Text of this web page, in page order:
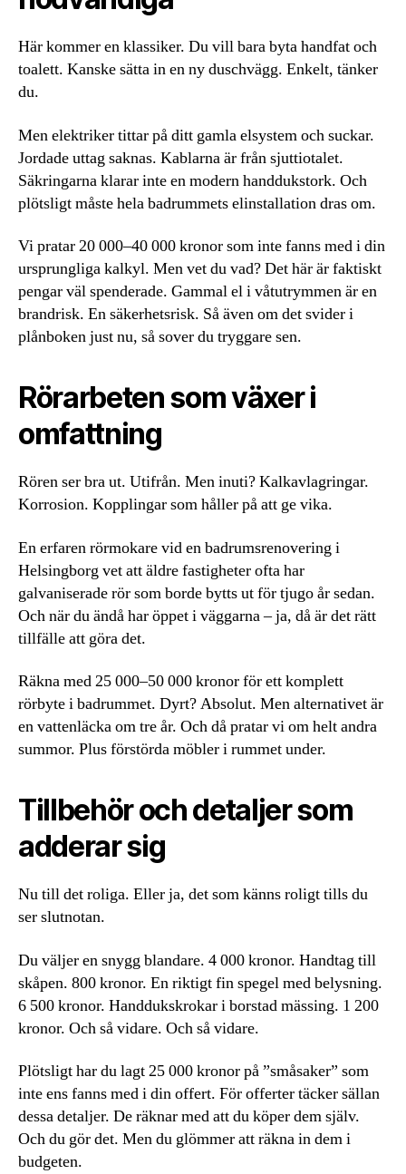
Här kommer en klassiker. Du vill bara byta handfat och
toalett. Kanske sätta in en ny duschvägg. Enkelt, tänker
du.
Men elektriker tittar på ditt gamla elsystem och suckar.
Jordade uttag saknas. Kablarna är från sjuttiotalet.
Säkringarna klarar inte en modern handdukstork. Och
plötsligt måste hela badrummets elinstallation dras om.
Vi pratar 20 000–40 000 kronor som inte fanns med i din
ursprungliga kalkyl. Men vet du vad? Det här är faktiskt
pengar väl spenderade. Gammal el i våtutrymmen är en
brandrisk. En säkerhetsrisk. Så även om det svider i
plånboken just nu, så sover du tryggare sen.
Rörarbeten som växer i
omfattning
Rören ser bra ut. Utifrån. Men inuti? Kalkavlagringar.
Korrosion. Kopplingar som håller på att ge vika.
En erfaren rörmokare vid en badrumsrenovering i
Helsingborg vet att äldre fastigheter ofta har
galvaniserade rör som borde bytts ut för tjugo år sedan.
Och när du ändå har öppet i väggarna – ja, då är det rätt
tillfälle att göra det.
Räkna med 25 000–50 000 kronor för ett komplett
rörbyte i badrummet. Dyrt? Absolut. Men alternativet är
en vattenläcka om tre år. Och då pratar vi om helt andra
summor. Plus förstörda möbler i rummet under.
Tillbehör och detaljer som
adderar sig
Nu till det roliga. Eller ja, det som känns roligt tills du
ser slutnotan.
Du väljer en snygg blandare. 4 000 kronor. Handtag till
skåpen. 800 kronor. En riktigt fin spegel med belysning.
6 500 kronor. Handdukskrokar i borstad mässing. 1 200
kronor. Och så vidare. Och så vidare.
Plötsligt har du lagt 25 000 kronor på ”småsaker” som
inte ens fanns med i din offert. För offerter täcker sällan
dessa detaljer. De räknar med att du köper dem själv.
Och du gör det. Men du glömmer att räkna in dem i
budgeten.